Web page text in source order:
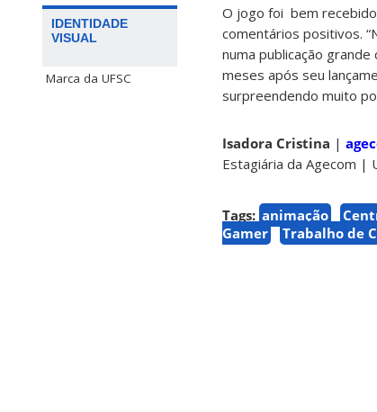
IDENTIDADE
VISUAL
Marca da UFSC
O jogo foi bem
comentários positivos.
numa publicação
meses após seu
surpreendendo muito
Isadora Cristina |
Estagiária da Agecom |
Tags: animação
Gamer
Trabalho de